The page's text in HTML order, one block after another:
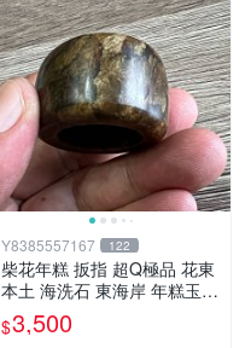
Y8385557167 122
柴花年糕 扳指 超Q極品 花東
本土 海洗石 東海岸 年糕玉
（非 和田 和闐玉 白玉 羊脂
總統石）
$3,500